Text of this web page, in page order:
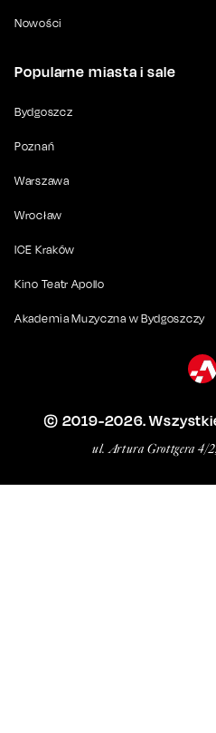
Nowości
Popularne miasta i sale
Bydgoszcz
Poznań
Warszawa
Wrocław
ICE Kraków
Kino Teatr Apollo
Akademia Muzyczna w Bydgoszczy
© 2019-2026.
ul. Artura Grottgera 4/